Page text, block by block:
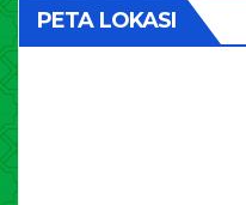
PETA LOKASI